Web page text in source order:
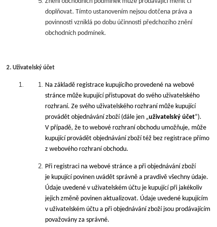
doplňovat. Tímto ustanovením nejsou dotčena práva a
povinnosti vzniklá po dobu účinnosti předchozího znění
obchodních podmínek.
2. Uživatelský účet
Na základě registrace kupujícího provedené na webové
stránce může kupující přistupovat do svého uživatelského
rozhraní. Ze svého uživatelského rozhraní může kupující
provádět objednávání zboží (dále jen „uživatelský účet“).
V případě, že to webové rozhraní obchodu umožňuje, může
kupující provádět objednávání zboží též bez registrace přímo
z webového rozhraní obchodu.
Při registraci na webové stránce a při objednávání zboží
je kupující povinen uvádět správně a pravdivě všechny údaje.
Údaje uvedené v uživatelském účtu je kupující při jakékoliv
jejich změně povinen aktualizovat. Údaje uvedené kupujícím
v uživatelském účtu a při objednávání zboží jsou prodávajícím
považovány za správné.